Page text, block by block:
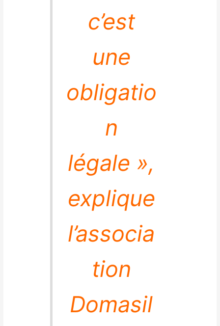
c’est
une
obligatio
n
légale »,
explique
l’associa
tion
Domasil